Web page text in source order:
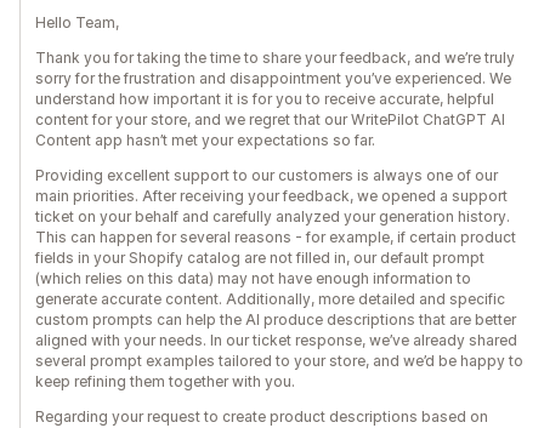
Hello Team,
Thank you for taking the time to share your feedback, and we’re truly
sorry for the frustration and disappointment you’ve experienced. We
understand how important it is for you to receive accurate, helpful
content for your store, and we regret that our WritePilot ChatGPT AI
Content app hasn’t met your expectations so far.
Providing excellent support to our customers is always one of our
main priorities. After receiving your feedback, we opened a support
ticket on your behalf and carefully analyzed your generation history.
This can happen for several reasons - for example, if certain product
fields in your Shopify catalog are not filled in, our default prompt
(which relies on this data) may not have enough information to
generate accurate content. Additionally, more detailed and specific
custom prompts can help the AI produce descriptions that are better
aligned with your needs. In our ticket response, we’ve already shared
several prompt examples tailored to your store, and we’d be happy to
keep refining them together with you.
Regarding your request to create product descriptions based on